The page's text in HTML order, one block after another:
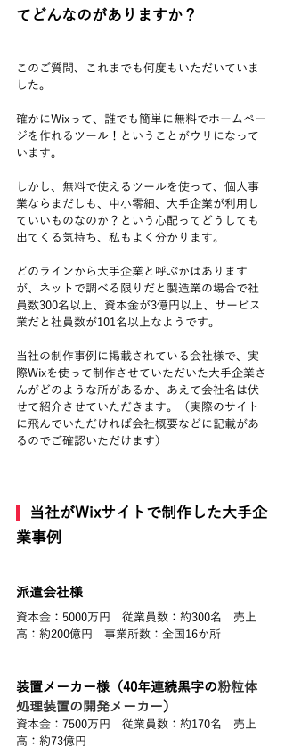
てどんなのがありますか？
このご質問、これまでも何度もいただいていま
した。
確かにWixって、誰でも簡単に無料でホームペー
ジを作れるツール！ということがウリになって
います。
しかし、無料で使えるツールを使って、個人事
業ならまだしも、中小零細、大手企業が利用し
ていいものなのか？という心配ってどうしても
出てくる気持ち、私もよく分かります。
どのラインから大手企業と呼ぶかはあります
が、ネットで調べる限りだと製造業の場合で社
員数300名以上、資本金が3億円以上、サービス
業だと社員数が101名以上なようです。
当社の制作事例に掲載されている会社様で、実
際Wixを使って制作させていただいた大手企業さ
んがどのような所があるか、あえて会社名は伏
せて紹介させていただきます。（実際のサイト
に飛んでいただければ会社概要などに記載があ
るのでご確認いただけます）
  当社がWixサイトで制作した大手企
業事例
派遣会社様
資本金：5000万円　従業員数：約300名　売上
高：約200億円　事業所数：全国16か所
装置メーカー様（40年連続黒字の粉粒体
処理装置の開発メーカー）
資本金：7500万円　従業員数：約170名　売上
高：約73億円